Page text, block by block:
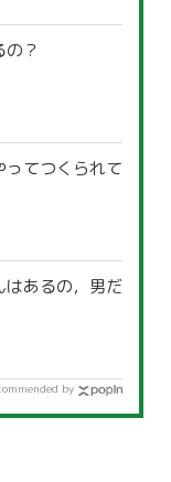
？
ってつくられて
はあるの，男だ
by